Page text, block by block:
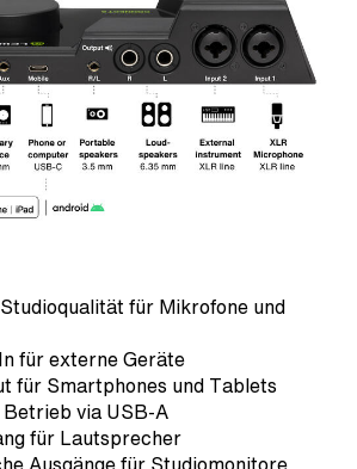
für Mikrofone und
für externe Geräte
für Smartphones und Tablets
via USB-A
für Lautsprecher